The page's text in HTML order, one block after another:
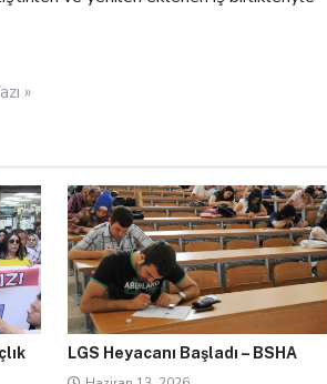
»
LGS Heyacanı Başladı – BSHA